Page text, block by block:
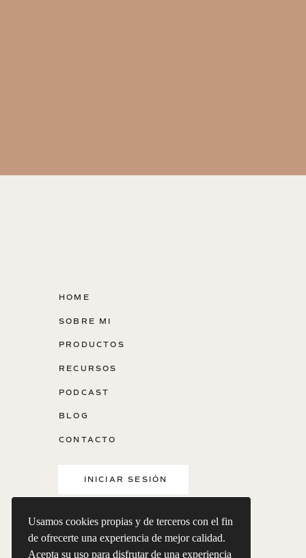
Usamos cookies propias y de terceros con el fin
de ofrecerte una experiencia de mejor calidad.
Acepta su uso para disfrutar de una experiencia
HOME
SOBRE MI
PRODUCTOS
RECURSOS
PODCAST
BLOG
CONTACTO
INICIAR SESIÓN